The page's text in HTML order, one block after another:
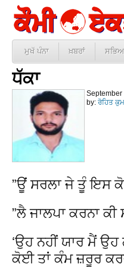
ਮੁਖੱ ਪੰਨਾ ਖ਼ਬਰਾਂ
ਧੱਕਾ
September
by: ਰੋਹਿਤ
”ਊਂ ਸਰਲਾ ਜੇ ਤੂੰ ਇਸ
”ਲੈ ਜਾਲਪਾ ਕਰਨਾ
‘ਉਹ ਨਹੀਂ ਯਾਰ ਮੈਂ
ਕੋਈ ਤਾਂ ਕੰਮ ਜ਼ਰੂਰ